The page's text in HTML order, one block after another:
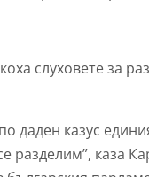
слуховете за
даден казус
каза